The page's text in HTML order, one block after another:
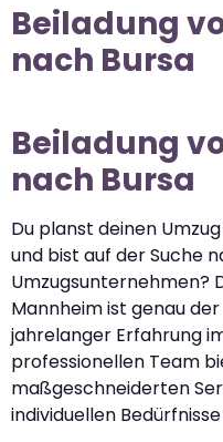
Beiladung
nach Bursa
Beiladung
nach Bursa
Du planst deinen
und bist auf der Suche
Umzugsunternehmen?
Mannheim ist genau
jahrelanger Erfahrung
professionellen Team
maßgeschneiderten
individuellen